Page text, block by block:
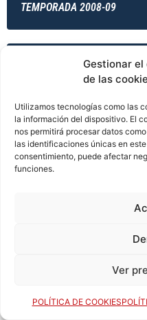
Gestionar
de las
Utilizamos tecnologías como las
la información del dispositivo. El
nos permitirá procesar datos
las identificaciones únicas en
consentimiento, puede afectar
funciones.
Ver
POLÍTICA DE COOKIES
TEMPORADA 2008-09
TEMPORADA 2008-09
TEMPORADA 2009-10
TEMPORADA 2009-10